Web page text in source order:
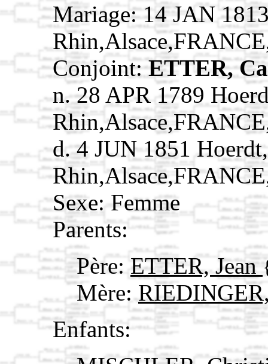
Mariage: 14 JAN
Conjoint: ETTER,
n. 28 APR 1789
d. 4 JUN 1851
Sexe: Femme
Parents:
Père: ETTER, Jean
Mère:
Enfants: